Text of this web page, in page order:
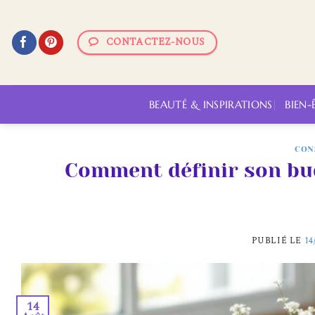
contenu
CONTACTEZ-NOUS
BEAUTÉ & INSPIRATIONS BIEN-
Comment définir son
PUBLIÉ LE
14